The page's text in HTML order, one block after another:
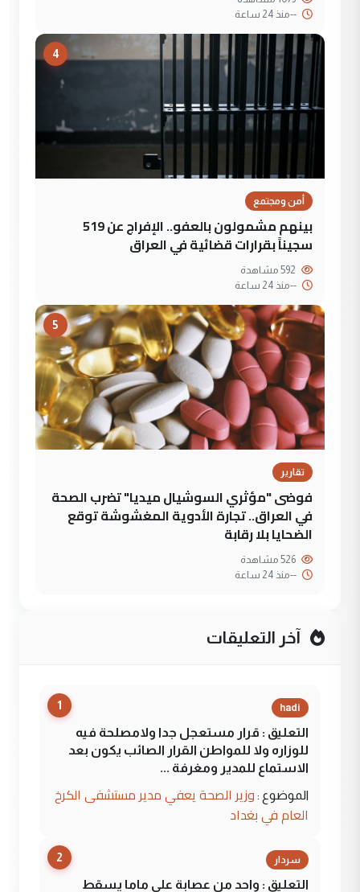
--منذ 24 ساعة
4
أمن ومجتمع
بينهم مشمولون بالعفو.. الإفراج عن 519
سجيناً بقرارات قضائية في العراق
--منذ 24 ساعة
5
تقارير
فوضى "مؤثري السوشيال ميديا" تضرب الصحة
في العراق.. تجارة الأدوية المغشوشة توقع
الضحايا بلا رقابة
--منذ 24 ساعة
آخر التعليقات
1 hadi
التعليق : قرار مستعجل جدا ولامصلحة فيه
للوزاره ولا للمواطن القرار الصائب يكون بعد
الاستماع للمدير ومغرفة ...
الموضوع : وزير الصحة يعفي مدير مستشفى الكرخ
العام في بغداد
2 سردار
التعليق : واحد من عصابة علي ماما يسقط